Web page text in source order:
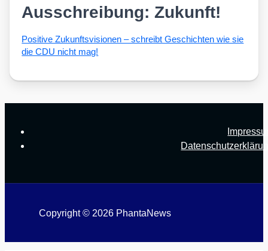
Ausschreibung: Zukunft!
Posi­ti­ve Zukunfts­vi­sio­nen – schreibt Geschich­ten wie sie
die CDU nicht mag!
Copyright © 2026 PhantaNews